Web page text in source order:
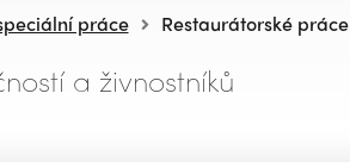
práce Restaurátorské práce
a živnostníků